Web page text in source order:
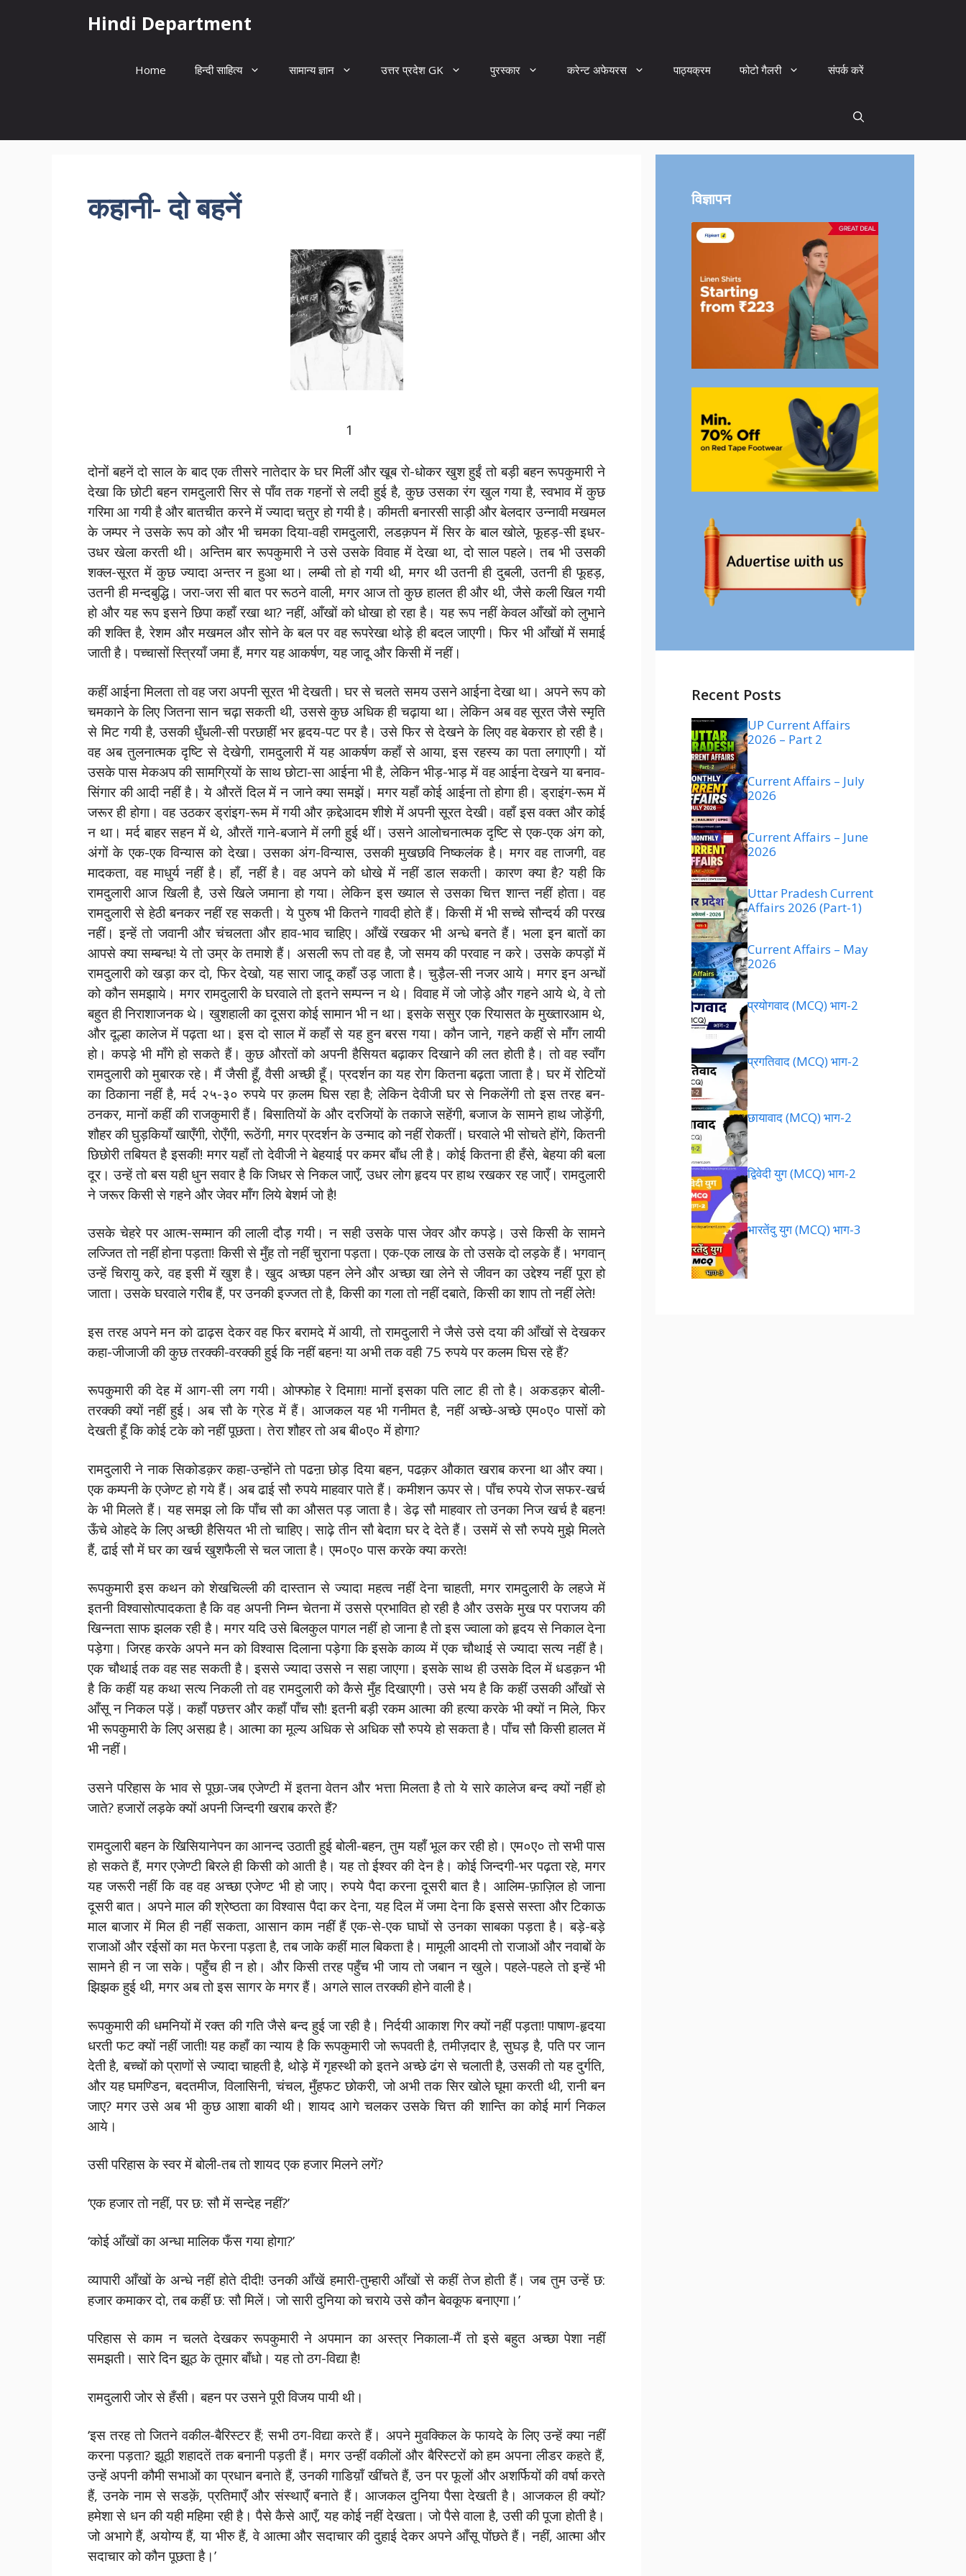
Hindi Department
Home हिन्दी साहित्य सामान्य ज्ञान उत्तर प्रदेश GK पुरस्कार करेन्ट अफेयरस पाठ्यक्रम फोटो गैलरी संपर्क करें
कहानी- दो बहनें
1
दोनों बहनें दो साल के बाद एक तीसरे नातेदार के घर मिलीं और खूब रो-धोकर खुश हुईं तो बड़ी बहन रूपकुमारी ने
देखा कि छोटी बहन रामदुलारी सिर से पाँव तक गहनों से लदी हुई है, कुछ उसका रंग खुल गया है, स्वभाव में कुछ
गरिमा आ गयी है और बातचीत करने में ज्यादा चतुर हो गयी है। कीमती बनारसी साड़ी और बेलदार उन्नावी मखमल
के जम्पर ने उसके रूप को और भी चमका दिया-वही रामदुलारी, लडक़पन में सिर के बाल खोले, फूहड़-सी इधर-
उधर खेला करती थी। अन्तिम बार रूपकुमारी ने उसे उसके विवाह में देखा था, दो साल पहले। तब भी उसकी
शक्ल-सूरत में कुछ ज्यादा अन्तर न हुआ था। लम्बी तो हो गयी थी, मगर थी उतनी ही दुबली, उतनी ही फूहड़,
उतनी ही मन्दबुद्धि। जरा-जरा सी बात पर रूठने वाली, मगर आज तो कुछ हालत ही और थी, जैसे कली खिल गयी
हो और यह रूप इसने छिपा कहाँ रखा था? नहीं, आँखों को धोखा हो रहा है। यह रूप नहीं केवल आँखों को लुभाने
की शक्ति है, रेशम और मखमल और सोने के बल पर वह रूपरेखा थोड़े ही बदल जाएगी। फिर भी आँखों में समाई
जाती है। पच्चासों स्त्रियाँ जमा हैं, मगर यह आकर्षण, यह जादू और किसी में नहीं।
कहीं आईना मिलता तो वह जरा अपनी सूरत भी देखती। घर से चलते समय उसने आईना देखा था। अपने रूप को
चमकाने के लिए जितना सान चढ़ा सकती थी, उससे कुछ अधिक ही चढ़ाया था। लेकिन अब वह सूरत जैसे स्मृति
से मिट गयी है, उसकी धुँधली-सी परछाहीं भर हृदय-पट पर है। उसे फिर से देखने के लिए वह बेकरार हो रही है।
वह अब तुलनात्मक दृष्टि से देखेगी, रामदुलारी में यह आकर्षण कहाँ से आया, इस रहस्य का पता लगाएगी। यों
उसके पास मेकअप की सामग्रियों के साथ छोटा-सा आईना भी है, लेकिन भीड़-भाड़ में वह आईना देखने या बनाव-
सिंगार की आदी नहीं है। ये औरतें दिल में न जाने क्या समझें। मगर यहाँ कोई आईना तो होगा ही। ड्राइंग-रूम में
जरूर ही होगा। वह उठकर ड्रांइग-रूम में गयी और क़द्देआदम शीशे में अपनी सूरत देखी। वहाँ इस वक्त और कोई
न था। मर्द बाहर सहन में थे, औरतें गाने-बजाने में लगी हुई थीं। उसने आलोचनात्मक दृष्टि से एक-एक अंग को,
अंगों के एक-एक विन्यास को देखा। उसका अंग-विन्यास, उसकी मुखछवि निष्कलंक है। मगर वह ताजगी, वह
मादकता, वह माधुर्य नहीं है। हाँ, नहीं है। वह अपने को धोखे में नहीं डाल सकती। कारण क्या है? यही कि
रामदुलारी आज खिली है, उसे खिले जमाना हो गया। लेकिन इस ख्याल से उसका चित्त शान्त नहीं होता। वह
रामदुलारी से हेठी बनकर नहीं रह सकती। ये पुरुष भी कितने गावदी होते हैं। किसी में भी सच्चे सौन्दर्य की परख
नहीं। इन्हें तो जवानी और चंचलता और हाव-भाव चाहिए। आँखें रखकर भी अन्धे बनते हैं। भला इन बातों का
आपसे क्या सम्बन्ध! ये तो उम्र के तमाशे हैं। असली रूप तो वह है, जो समय की परवाह न करे। उसके कपड़ों में
रामदुलारी को खड़ा कर दो, फिर देखो, यह सारा जादू कहाँ उड़ जाता है। चुड़ैल-सी नजर आये। मगर इन अन्धों
को कौन समझाये। मगर रामदुलारी के घरवाले तो इतने सम्पन्न न थे। विवाह में जो जोड़े और गहने आये थे, वे तो
बहुत ही निराशाजनक थे। खुशहाली का दूसरा कोई सामान भी न था। इसके ससुर एक रियासत के मुख्तारआम थे,
और दूल्हा कालेज में पढ़ता था। इस दो साल में कहाँ से यह हुन बरस गया। कौन जाने, गहने कहीं से माँग लायी
हो। कपड़े भी माँगे हो सकते हैं। कुछ औरतों को अपनी हैसियत बढ़ाकर दिखाने की लत होती है। तो वह स्वाँग
रामदुलारी को मुबारक रहे। मैं जैसी हूँ, वैसी अच्छी हूँ। प्रदर्शन का यह रोग कितना बढ़ता जाता है। घर में रोटियों
का ठिकाना नहीं है, मर्द २५-३० रुपये पर क़लम घिस रहा है; लेकिन देवीजी घर से निकलेंगी तो इस तरह बन-
ठनकर, मानों कहीं की राजकुमारी हैं। बिसातियों के और दरजियों के तकाजे सहेंगी, बजाज के सामने हाथ जोड़ेंगी,
शौहर की घुड़कियाँ खाएँगी, रोएँगी, रूठेंगी, मगर प्रदर्शन के उन्माद को नहीं रोकतीं। घरवाले भी सोचते होंगे, कितनी
छिछोरी तबियत है इसकी! मगर यहाँ तो देवीजी ने बेहयाई पर कमर बाँध ली है। कोई कितना ही हँसे, बेहया की बला
दूर। उन्हें तो बस यही धुन सवार है कि जिधर से निकल जाएँ, उधर लोग हृदय पर हाथ रखकर रह जाएँ। रामदुलारी
ने जरूर किसी से गहने और जेवर माँग लिये बेशर्म जो है!
उसके चेहरे पर आत्म-सम्मान की लाली दौड़ गयी। न सही उसके पास जेवर और कपड़े। उसे किसी के सामने
लज्जित तो नहीं होना पड़ता! किसी से मुँह तो नहीं चुराना पड़ता। एक-एक लाख के तो उसके दो लड़के हैं। भगवान्
उन्हें चिरायु करे, वह इसी में खुश है। खुद अच्छा पहन लेने और अच्छा खा लेने से जीवन का उद्देश्य नहीं पूरा हो
जाता। उसके घरवाले गरीब हैं, पर उनकी इज्जत तो है, किसी का गला तो नहीं दबाते, किसी का शाप तो नहीं लेते!
इस तरह अपने मन को ढाढ़स देकर वह फिर बरामदे में आयी, तो रामदुलारी ने जैसे उसे दया की आँखों से देखकर
कहा-जीजाजी की कुछ तरक्की-वरक्की हुई कि नहीं बहन! या अभी तक वही 75 रुपये पर कलम घिस रहे हैं?
रूपकुमारी की देह में आग-सी लग गयी। ओफ्फोह रे दिमाग़! मानों इसका पति लाट ही तो है। अकडक़र बोली-
तरक्की क्यों नहीं हुई। अब सौ के ग्रेड में हैं। आजकल यह भी गनीमत है, नहीं अच्छे-अच्छे एम०ए० पासों को
देखती हूँ कि कोई टके को नहीं पूछता। तेरा शौहर तो अब बी०ए० में होगा?
रामदुलारी ने नाक सिकोडक़र कहा-उन्होंने तो पढऩा छोड़ दिया बहन, पढक़र औकात खराब करना था और क्या।
एक कम्पनी के एजेण्ट हो गये हैं। अब ढाई सौ रुपये माहवार पाते हैं। कमीशन ऊपर से। पाँच रुपये रोज सफर-खर्च
के भी मिलते हैं। यह समझ लो कि पाँच सौ का औसत पड़ जाता है। डेढ़ सौ माहवार तो उनका निज खर्च है बहन!
ऊँचे ओहदे के लिए अच्छी हैसियत भी तो चाहिए। साढ़े तीन सौ बेदाग़ घर दे देते हैं। उसमें से सौ रुपये मुझे मिलते
हैं, ढाई सौ में घर का खर्च खुशफैली से चल जाता है। एम०ए० पास करके क्या करते!
रूपकुमारी इस कथन को शेखचिल्ली की दास्तान से ज्यादा महत्व नहीं देना चाहती, मगर रामदुलारी के लहजे में
इतनी विश्वासोत्पादकता है कि वह अपनी निम्न चेतना में उससे प्रभावित हो रही है और उसके मुख पर पराजय की
खिन्नता साफ झलक रही है। मगर यदि उसे बिलकुल पागल नहीं हो जाना है तो इस ज्वाला को हृदय से निकाल देना
पड़ेगा। जिरह करके अपने मन को विश्वास दिलाना पड़ेगा कि इसके काव्य में एक चौथाई से ज्यादा सत्य नहीं है।
एक चौथाई तक वह सह सकती है। इससे ज्यादा उससे न सहा जाएगा। इसके साथ ही उसके दिल में धडक़न भी
है कि कहीं यह कथा सत्य निकली तो वह रामदुलारी को कैसे मुँह दिखाएगी। उसे भय है कि कहीं उसकी आँखों से
आँसू न निकल पड़ें। कहाँ पछत्तर और कहाँ पाँच सौ! इतनी बड़ी रकम आत्मा की हत्या करके भी क्यों न मिले, फिर
भी रूपकुमारी के लिए असह्य है। आत्मा का मूल्य अधिक से अधिक सौ रुपये हो सकता है। पाँच सौ किसी हालत में
भी नहीं।
उसने परिहास के भाव से पूछा-जब एजेण्टी में इतना वेतन और भत्ता मिलता है तो ये सारे कालेज बन्द क्यों नहीं हो
जाते? हजारों लड़के क्यों अपनी जिन्दगी खराब करते हैं?
रामदुलारी बहन के खिसियानेपन का आनन्द उठाती हुई बोली-बहन, तुम यहाँ भूल कर रही हो। एम०ए० तो सभी पास
हो सकते हैं, मगर एजेण्टी बिरले ही किसी को आती है। यह तो ईश्वर की देन है। कोई जिन्दगी-भर पढ़ता रहे, मगर
यह जरूरी नहीं कि वह वह अच्छा एजेण्ट भी हो जाए। रुपये पैदा करना दूसरी बात है। आलिम-फ़ाज़िल हो जाना
दूसरी बात। अपने माल की श्रेष्ठता का विश्वास पैदा कर देना, यह दिल में जमा देना कि इससे सस्ता और टिकाऊ
माल बाजार में मिल ही नहीं सकता, आसान काम नहीं हैं एक-से-एक घाघों से उनका साबका पड़ता है। बड़े-बड़े
राजाओं और रईसों का मत फेरना पड़ता है, तब जाके कहीं माल बिकता है। मामूली आदमी तो राजाओं और नवाबों के
सामने ही न जा सके। पहुँच ही न हो। और किसी तरह पहुँच भी जाय तो जबान न खुले। पहले-पहले तो इन्हें भी
झिझक हुई थी, मगर अब तो इस सागर के मगर हैं। अगले साल तरक्की होने वाली है।
रूपकुमारी की धमनियों में रक्त की गति जैसे बन्द हुई जा रही है। निर्दयी आकाश गिर क्यों नहीं पड़ता! पाषाण-हृदया
धरती फट क्यों नहीं जाती! यह कहाँ का न्याय है कि रूपकुमारी जो रूपवती है, तमीज़दार है, सुघड़ है, पति पर जान
देती है, बच्चों को प्राणों से ज्यादा चाहती है, थोड़े में गृहस्थी को इतने अच्छे ढंग से चलाती है, उसकी तो यह दुर्गति,
और यह घमण्डिन, बदतमीज, विलासिनी, चंचल, मुँहफट छोकरी, जो अभी तक सिर खोले घूमा करती थी, रानी बन
जाए? मगर उसे अब भी कुछ आशा बाकी थी। शायद आगे चलकर उसके चित्त की शान्ति का कोई मार्ग निकल
आये।
उसी परिहास के स्वर में बोली-तब तो शायद एक हजार मिलने लगें?
‘एक हजार तो नहीं, पर छ: सौ में सन्देह नहीं?’
‘कोई आँखों का अन्धा मालिक फँस गया होगा?’
व्यापारी आँखों के अन्धे नहीं होते दीदी! उनकी आँखें हमारी-तुम्हारी आँखों से कहीं तेज होती हैं। जब तुम उन्हें छ:
हजार कमाकर दो, तब कहीं छ: सौ मिलें। जो सारी दुनिया को चराये उसे कौन बेवकूफ बनाएगा।’
परिहास से काम न चलते देखकर रूपकुमारी ने अपमान का अस्त्र निकाला-मैं तो इसे बहुत अच्छा पेशा नहीं
समझती। सारे दिन झूठ के तूमार बाँधो। यह तो ठग-विद्या है!
रामदुलारी जोर से हँसी। बहन पर उसने पूरी विजय पायी थी।
‘इस तरह तो जितने वकील-बैरिस्टर हैं; सभी ठग-विद्या करते हैं। अपने मुवक्किल के फायदे के लिए उन्हें क्या नहीं
करना पड़ता? झूठी शहादतें तक बनानी पड़ती हैं। मगर उन्हीं वकीलों और बैरिस्टरों को हम अपना लीडर कहते हैं,
उन्हें अपनी कौमी सभाओं का प्रधान बनाते हैं, उनकी गाडिय़ाँ खींचते हैं, उन पर फूलों और अशर्फियों की वर्षा करते
हैं, उनके नाम से सडक़ें, प्रतिमाएँ और संस्थाएँ बनाते हैं। आजकल दुनिया पैसा देखती है। आजकल ही क्यों?
हमेशा से धन की यही महिमा रही है। पैसे कैसे आएँ, यह कोई नहीं देखता। जो पैसे वाला है, उसी की पूजा होती है।
जो अभागे हैं, अयोग्य हैं, या भीरु हैं, वे आत्मा और सदाचार की दुहाई देकर अपने आँसू पोंछते हैं। नहीं, आत्मा और
सदाचार को कौन पूछता है।’
विज्ञापन
Recent Posts
UP Current Affairs
2026 – Part 2
Current Affairs – July
2026
Current Affairs – June
2026
Uttar Pradesh Current
Affairs 2026 (Part-1)
Current Affairs – May
2026
प्रयोगवाद (MCQ) भाग-2
प्रगतिवाद (MCQ) भाग-2
छायावाद (MCQ) भाग-2
द्विवेदी युग (MCQ) भाग-2
भारतेंदु युग (MCQ) भाग-3